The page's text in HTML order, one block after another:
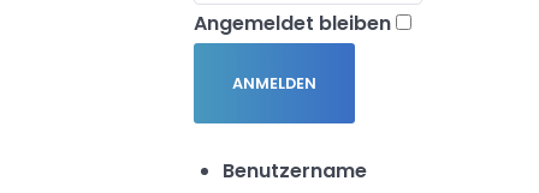
Angemeldet bleiben
ANMELDEN
Benutzername